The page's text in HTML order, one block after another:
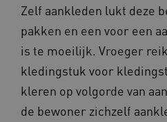
Zelf aankleden lukt deze
pakken en een voor een
is te moeilijk. Vroeger
kledingstuk voor
kleren op volgorde van
de bewoner zichzelf